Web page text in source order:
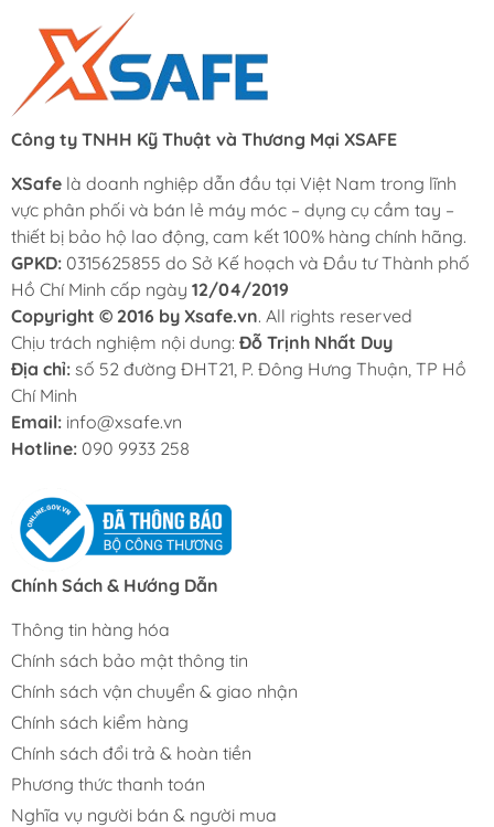
Công ty TNHH Kỹ Thuật và Thương Mại XSAFE
XSafe là doanh nghiệp dẫn đầu tại Việt Nam trong lĩnh
vực phân phối và bán lẻ máy móc – dụng cụ cầm tay –
thiết bị bảo hộ lao động, cam kết 100% hàng chính hãng.
GPKD: 0315625855 do Sở Kế hoạch và Đầu tư Thành phố
Hồ Chí Minh cấp ngày 12/04/2019
Copyright © 2016 by Xsafe.vn. All rights reserved
Chịu trách nghiệm nội dung: Đỗ Trịnh Nhất Duy
Địa chỉ: số 52 đường ĐHT21, P. Đông Hưng Thuận, TP Hồ
Chí Minh
Email: info@xsafe.vn
Hotline: 090 9933 258
Chính Sách & Hướng Dẫn
Thông tin hàng hóa
Chính sách bảo mật thông tin
Chính sách vận chuyển & giao nhận
Chính sách kiểm hàng
Chính sách đổi trả & hoàn tiền
Phương thức thanh toán
Nghĩa vụ người bán & người mua